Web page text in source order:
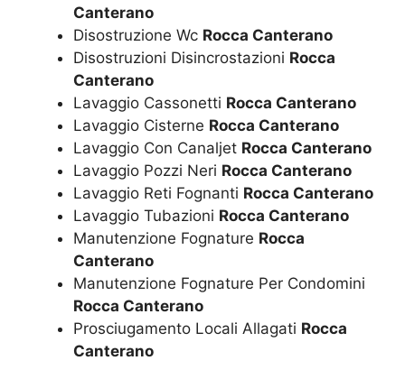
Canterano
Disostruzione Wc Rocca Canterano
Disostruzioni Disincrostazioni Rocca
Canterano
Lavaggio Cassonetti Rocca Canterano
Lavaggio Cisterne Rocca Canterano
Lavaggio Con Canaljet Rocca Canterano
Lavaggio Pozzi Neri Rocca Canterano
Lavaggio Reti Fognanti Rocca Canterano
Lavaggio Tubazioni Rocca Canterano
Manutenzione Fognature Rocca
Canterano
Manutenzione Fognature Per Condomini
Rocca Canterano
Prosciugamento Locali Allagati Rocca
Canterano